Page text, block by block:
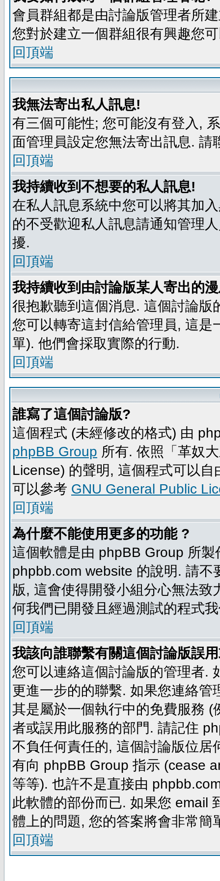
會員群組都是由討論版管理者所
您對於建立一個群組很有興趣您
回頂端
我無法寄出私人訊息!
有三個可能性; 您可能沒有登入,
面管理員設定您無法寄出訊息. 請
回頂端
我持續收到不想要的私人訊息!
在私人訊息系統中您可以將其加
的不受歡迎私人訊息請通知管理
擾.
回頂端
我持續收到由討論版某人寄出的
很抱歉聽到這個消息. 這個討論
您可以轉寄這封信給管理員, 這
單). 他們會採取實際的行動.
回頂端
誰寫了這個討論版?
這個程式 (未經修改的格式) 由
phpBB Group 所有. 依照「革奴
License) 的聲明, 這個程式可以
可以參考 GNU General Public
回頂端
為什麼不能使用更多的功能 ?
這個軟體是由 phpBB Group 所
phpbb.com website 的說明. 請
版, 這會使得開發小組分心無法
何我們已開發且經過測試的程式
回頂端
我該向誰聯繫有關這個討論版誤
您可以連絡這個討論版的管理者.
更進一步的的聯繫. 如果您連絡
其是屬於一個執行中的免費服務
者或誤用此服務的部門. 請記住
不負任何責任的, 這個討論版位
有向 phpBB Group 指示 (cease
等等). 也許不是直接由
此軟體的部份而已. 如果您 email
體上的問題, 您的答案將會非常簡
回頂端